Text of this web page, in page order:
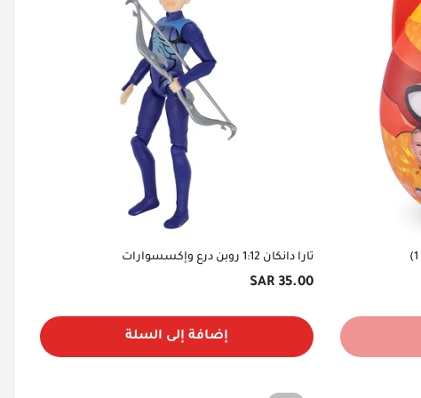
تارا دانكان 1:12 روبن درع وإكسسوارات
السعر
35.00 SAR
إضافة إلى السلة